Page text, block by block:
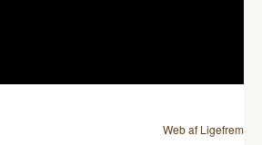
Web af Ligefrem